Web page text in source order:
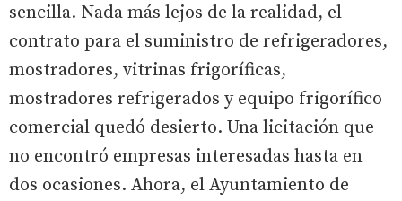
sencilla. Nada más lejos de la realidad, el
contrato para el suministro de refrigeradores,
mostradores, vitrinas frigoríficas,
mostradores refrigerados y equipo frigorífico
comercial quedó desierto. Una licitación que
no encontró empresas interesadas hasta en
dos ocasiones. Ahora, el Ayuntamiento de